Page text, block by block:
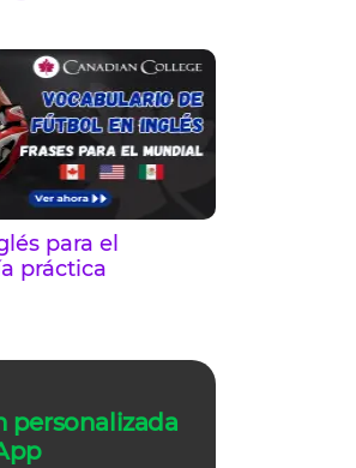
para el
práctica
personalizada